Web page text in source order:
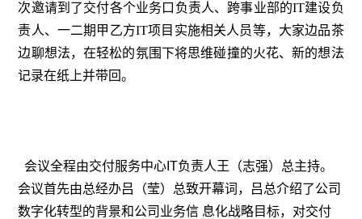
次邀请到了交付各个业务口负责人、跨事业部的IT建设负
责人、一二期甲乙方IT项目实施相关人员等，大家边品茶
边聊想法，在轻松的氛围下将思维碰撞的火花、新的想法
记录在纸上并带回。
会议全程由交付服务中心IT负责人王（志强）总主持。
会议首先由总经办吕（莹）总致开幕词，吕总介绍了公司
数字化转型的背景和公司业务信 息化战略目标，对交付